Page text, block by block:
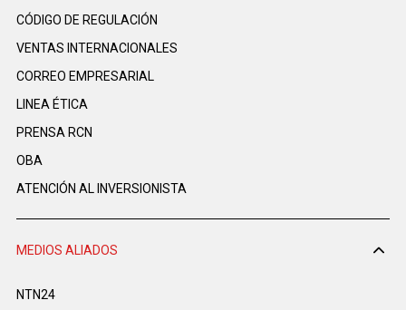
CÓDIGO DE REGULACIÓN
VENTAS INTERNACIONALES
CORREO EMPRESARIAL
LINEA ÉTICA
PRENSA RCN
OBA
ATENCIÓN AL INVERSIONISTA
MEDIOS ALIADOS
NTN24